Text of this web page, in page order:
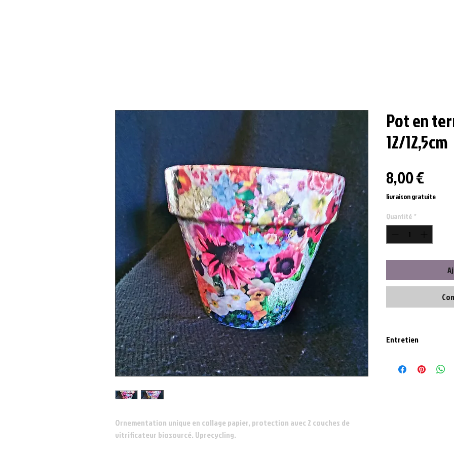
Ornementation unique en collage papier, protection avec 2 couches de
vitrificateur biosourcé. Uprecycling.
Pot en
12/12,5cm
8,00 €
livraison gratuite
Quantité *
Entretien